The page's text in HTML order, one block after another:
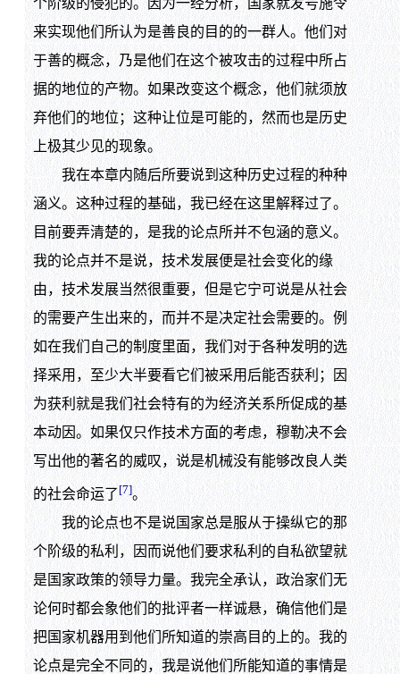
来实现他们所认为是善良的目的的一群人。他们对
于善的概念，乃是他们在这个被攻击的过程中所占
据的地位的产物。如果改变这个概念，他们就须放
弃他们的地位；这种让位是可能的，然而也是历史
上极其少见的现象。
我在本章内随后所要说到这种历史过程的种种
涵义。这种过程的基础，我已经在这里解释过了。
目前要弄清楚的，是我的论点所并不包涵的意义。
我的论点并不是说，技术发展便是社会变化的缘
由，技术发展当然很重要，但是它宁可说是从社会
的需要产生出来的，而并不是决定社会需要的。例
如在我们自己的制度里面，我们对于各种发明的选
择采用，至少大半要看它们被采用后能否获利；因
为获利就是我们社会特有的为经济关系所促成的基
本动因。如果仅只作技术方面的考虑，穆勒决不会
写出他的著名的威叹，说是机械没有能够改良人类
的社会命运了[7]。
我的论点也不是说国家总是服从于操纵它的那
个阶级的私利，因而说他们要求私利的自私欲望就
是国家政策的领导力量。我完全承认，政治家们无
论何时都会象他们的批评者一样诚悬，确信他们是
把国家机器用到他们所知道的崇高目的上的。我的
论点是完全不同的，我是说他们所能知道的事情是